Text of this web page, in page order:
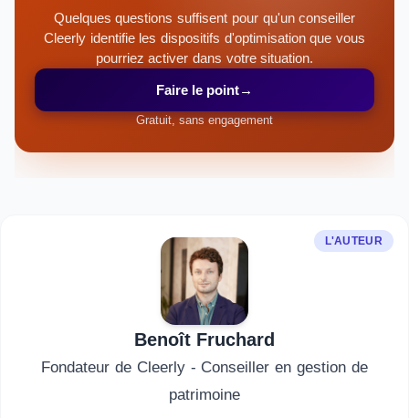
Quelques questions suffisent pour qu'un conseiller
Cleerly identifie les dispositifs d'optimisation que vous
pourriez activer dans votre situation.
Faire le point→
Gratuit, sans engagement
L'AUTEUR
Benoît Fruchard
Fondateur de Cleerly - Conseiller en gestion de
patrimoine